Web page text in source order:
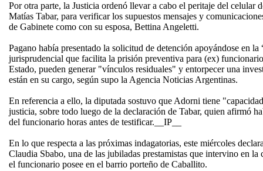
Por otra parte, la Justicia ordenó llevar a cabo el peritaje del celular
Matías Tabar, para verificar los supuestos mensajes y
de Gabinete como con su esposa, Bettina Angeletti.
Pagano había presentado la solicitud de detención apoyándose en
jurisprudencial que facilita la prisión preventiva para (ex)
Estado, pueden generar "vínculos residuales" y entorpecer una
están en su cargo, según supo la Agencia Noticias Argentinas.
En referencia a ello, la diputada sostuvo que Adorni tiene
justicia, sobre todo luego de la declaración de Tabar, quien afirmó
del funcionario horas antes de testificar.__IP__
En lo que respecta a las próximas indagatorias, este miércoles
Claudia Sbabo, una de las jubiladas prestamistas que intervino en la
el funcionario posee en el barrio porteño de Caballito.